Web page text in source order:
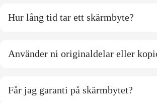
Hur lång tid tar ett skärmbyte?
Använder ni originaldelar eller
Får jag garanti på skärmbytet?